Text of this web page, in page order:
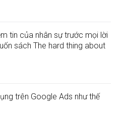
tin của nhân sự trước mọi lời
sách The hard thing about
trên Google Ads như thế